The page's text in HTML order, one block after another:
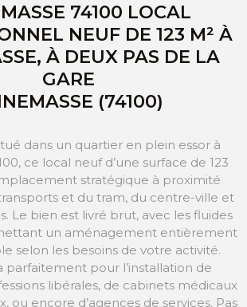
74100 LOCAL
NEUF DE 123 M² À
À DEUX PAS DE LA
GARE
(74100)
dans un quartier en plein essor à
ce local neuf d’une surface de 123
stratégique à proximité
et du tram, du centre-ville et
Le bien est livré brut, avec les fluides
un aménagement entièrement
selon les besoins de votre activité.
parfaitement pour l’installation de
libérales, de cabinets médicaux
ou encore d’agences de services. Pas